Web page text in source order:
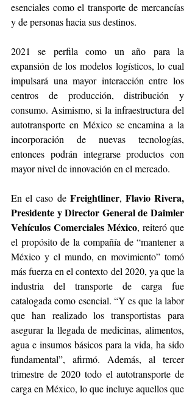
esenciales como el transporte de mercancías
y de personas hacia sus destinos.
2021 se perfila como un año para la
expansión de los modelos logísticos, lo cual
impulsará una mayor interacción entre los
centros de producción, distribución y
consumo. Asimismo, si la infraestructura del
autotransporte en México se encamina a la
incorporación de nuevas tecnologías,
entonces podrán integrarse productos con
mayor nivel de innovación en el mercado.
En el caso de Freightliner, Flavio Rivera,
Presidente y Director General de Daimler
Vehículos Comerciales México, reiteró que
el propósito de la compañía de “mantener a
México y el mundo, en movimiento” tomó
más fuerza en el contexto del 2020, ya que la
industria del transporte de carga fue
catalogada como esencial. “Y es que la labor
que han realizado los transportistas para
asegurar la llegada de medicinas, alimentos,
agua e insumos básicos para la vida, ha sido
fundamental”, afirmó. Además, al tercer
trimestre de 2020 todo el autotransporte de
carga en México, lo que incluye aquellos que